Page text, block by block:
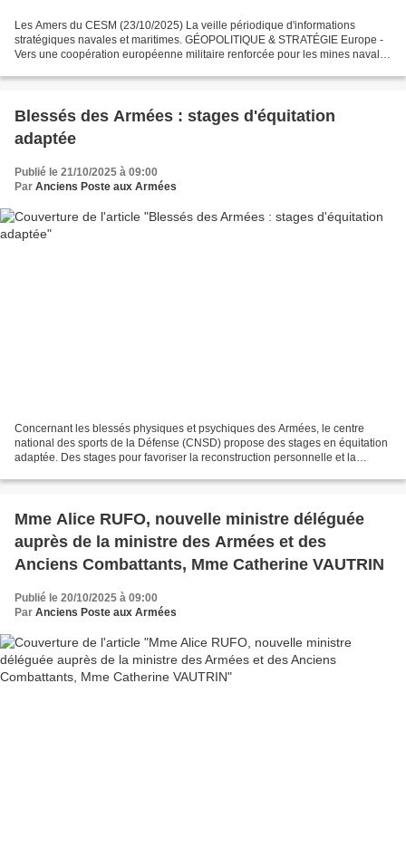
Les Amers du CESM (23/10/2025) La veille périodique d'informations
stratégiques navales et maritimes. GÉOPOLITIQUE & STRATÉGIE Europe -
Vers une coopération européenne militaire renforcée pour les mines navales
Blessés des Armées : stages d'équitation
adaptée
Publié le 21/10/2025 à 09:00
Par Anciens Poste aux Armées
Concernant les blessés physiques et psychiques des Armées, le centre
national des sports de la Défense (CNSD) propose des stages en équitation
adaptée. Des stages pour favoriser la reconstruction personnelle et la
Mme Alice RUFO, nouvelle ministre déléguée
auprès de la ministre des Armées et des
Anciens Combattants, Mme Catherine VAUTRIN
Publié le 20/10/2025 à 09:00
Par Anciens Poste aux Armées